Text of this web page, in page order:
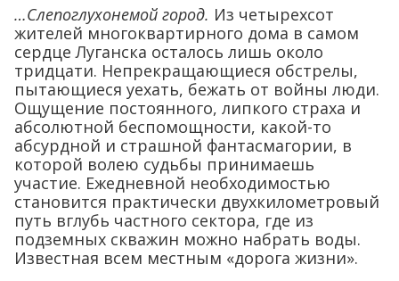
…Слепоглухонемой город. Из четырехсот
жителей многоквартирного дома в самом
сердце Луганска осталось лишь около
тридцати. Непрекращающиеся обстрелы,
пытающиеся уехать, бежать от войны люди.
Ощущение постоянного, липкого страха и
абсолютной беспомощности, какой-то
абсурдной и страшной фантасмагории, в
которой волею судьбы принимаешь
участие. Ежедневной необходимостью
становится практически двухкилометровый
путь вглубь частного сектора, где из
подземных скважин можно набрать воды.
Известная всем местным «дорога жизни».